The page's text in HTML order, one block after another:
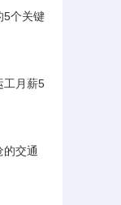
5个关键
工月薪5
的交通